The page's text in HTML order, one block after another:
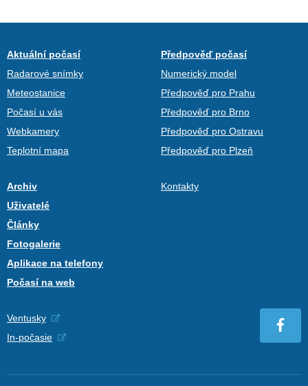
Aktuální počasí
Radarové snímky
Meteostanice
Počasí u vás
Webkamery
Teplotní mapa
Předpověď počasí
Numerický model
Předpověď pro Prahu
Předpověď pro Brno
Předpověď pro Ostravu
Předpověď pro Plzeň
Archiv
Uživatelé
Články
Fotogalerie
Aplikace na telefony
Počasí na web
Kontakty
Ventusky
In-počasie